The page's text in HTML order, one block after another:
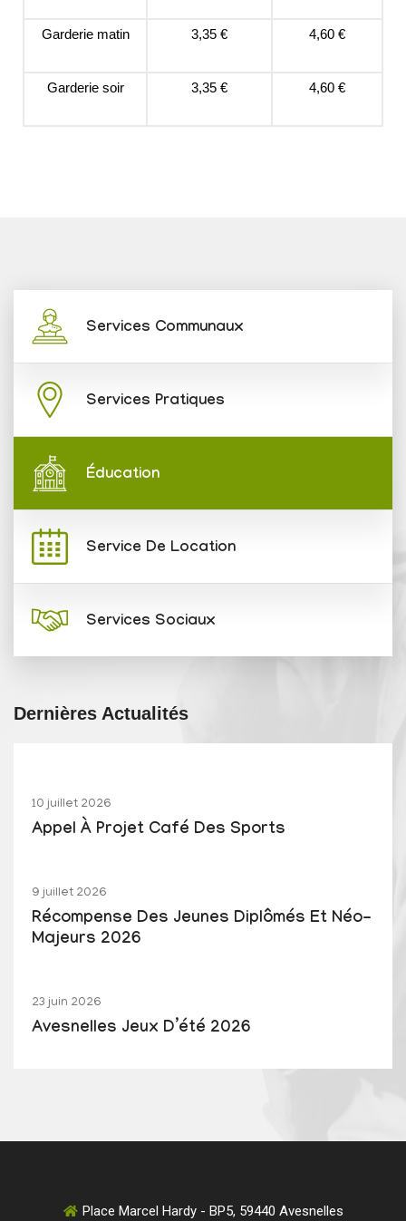
Garderie matin 3,35 € 4,60 €
Garderie soir 3,35 € 4,60 €
Services Communaux
Services Pratiques
Éducation
Service De Location
Services Sociaux
Dernières Actualités
10 juillet 2026
Appel À Projet Café Des Sports
9 juillet 2026
Récompense Des Jeunes Diplômés Et Néo-
Majeurs 2026
23 juin 2026
Avesnelles Jeux D’été 2026
Place Marcel Hardy - BP5, 59440 Avesnelles